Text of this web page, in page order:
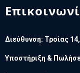
Διεύθυνση: Τροίας
Υποστήριξη &